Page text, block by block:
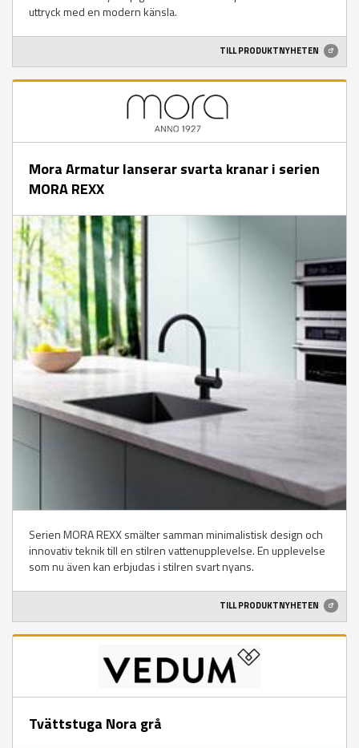
uttryck med en modern känsla.
TILL PRODUKTNYHETEN
Mora Armatur lanserar svarta kranar i serien
MORA REXX
Serien MORA REXX smälter samman minimalistisk design och
innovativ teknik till en stilren vattenupplevelse. En upplevelse
som nu även kan erbjudas i stilren svart nyans.
TILL PRODUKTNYHETEN
Tvättstuga Nora grå